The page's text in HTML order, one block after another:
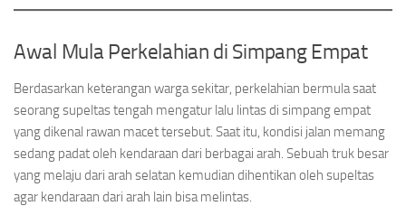
Awal Mula Perkelahian di Simpang Empat
Berdasarkan keterangan warga sekitar, perkelahian bermula saat
seorang supeltas tengah mengatur lalu lintas di simpang empat
yang dikenal rawan macet tersebut. Saat itu, kondisi jalan memang
sedang padat oleh kendaraan dari berbagai arah. Sebuah truk besar
yang melaju dari arah selatan kemudian dihentikan oleh supeltas
agar kendaraan dari arah lain bisa melintas.